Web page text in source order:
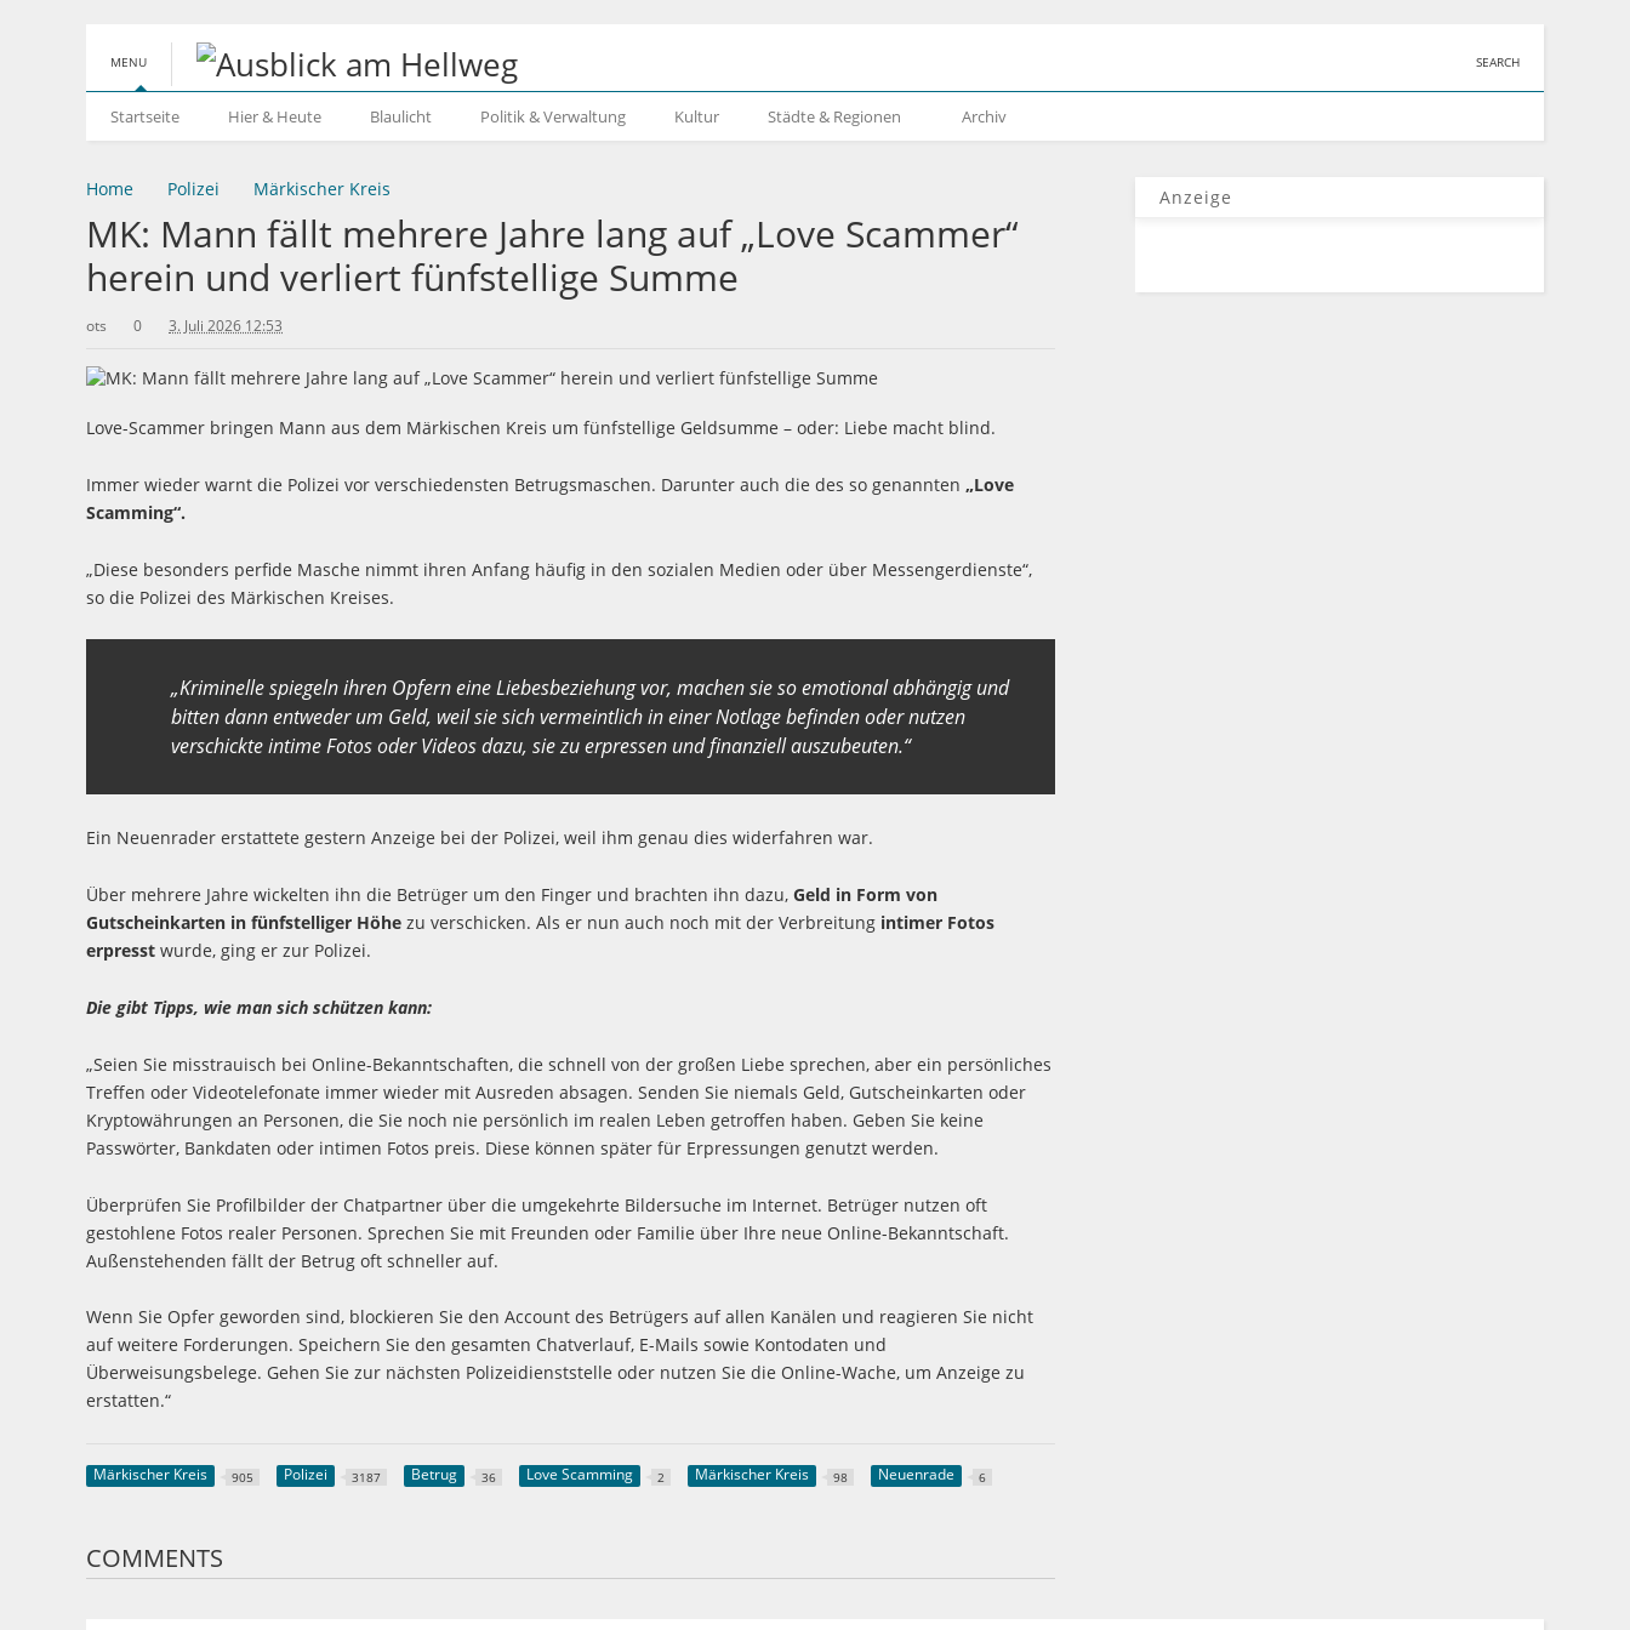
MENU SEARCH
Startseite Hier & Heute Blaulicht Politik & Verwaltung Kultur Städte & Regionen Archiv
Home Polizei Märkischer Kreis
MK: Mann fällt mehrere Jahre lang auf „Love Scammer“
herein und verliert fünfstellige Summe
ots 0 3. Juli 2026 12:53
Love-Scammer bringen Mann aus dem Märkischen Kreis um fünfstellige Geldsumme – oder: Liebe macht blind.
Immer wieder warnt die Polizei vor verschiedensten Betrugsmaschen. Darunter auch die des so genannten „Love
Scamming“.
„Diese besonders perfide Masche nimmt ihren Anfang häufig in den sozialen Medien oder über Messengerdienste“,
so die Polizei des Märkischen Kreises.
„Kriminelle spiegeln ihren Opfern eine Liebesbeziehung vor, machen sie so emotional abhängig und
bitten dann entweder um Geld, weil sie sich vermeintlich in einer Notlage befinden oder nutzen
verschickte intime Fotos oder Videos dazu, sie zu erpressen und finanziell auszubeuten.“
Ein Neuenrader erstattete gestern Anzeige bei der Polizei, weil ihm genau dies widerfahren war.
Über mehrere Jahre wickelten ihn die Betrüger um den Finger und brachten ihn dazu,Geld in Form von
Gutscheinkarten in fünfstelliger Höhe zu verschicken. Als er nun auch noch mit der Verbreitung intimer Fotos
erpresst wurde, ging er zur Polizei.
Die gibt Tipps, wie man sich schützen kann:
„Seien Sie misstrauisch bei Online-Bekanntschaften, die schnell von der großen Liebe sprechen, aber ein persönliches
Treffen oder Videotelefonate immer wieder mit Ausreden absagen. Senden Sie niemals Geld, Gutscheinkarten oder
Kryptowährungen an Personen, die Sie noch nie persönlich im realen Leben getroffen haben. Geben Sie keine
Passwörter, Bankdaten oder intimen Fotos preis. Diese können später für Erpressungen genutzt werden.
Überprüfen Sie Profilbilder der Chatpartner über die umgekehrte Bildersuche im Internet. Betrüger nutzen oft
gestohlene Fotos realer Personen. Sprechen Sie mit Freunden oder Familie über Ihre neue Online-Bekanntschaft.
Außenstehenden fällt der Betrug oft schneller auf.
Wenn Sie Opfer geworden sind, blockieren Sie den Account des Betrügers auf allen Kanälen und reagieren Sie nicht
auf weitere Forderungen. Speichern Sie den gesamten Chatverlauf, E-Mails sowie Kontodaten und
Überweisungsbelege. Gehen Sie zur nächsten Polizeidienststelle oder nutzen Sie die Online-Wache, um Anzeige zu
erstatten.“
Märkischer Kreis 905 Polizei 3187 Betrug 36 Love Scamming 2 Märkischer Kreis 98 Neuenrade 6
COMMENTS
Anzeige